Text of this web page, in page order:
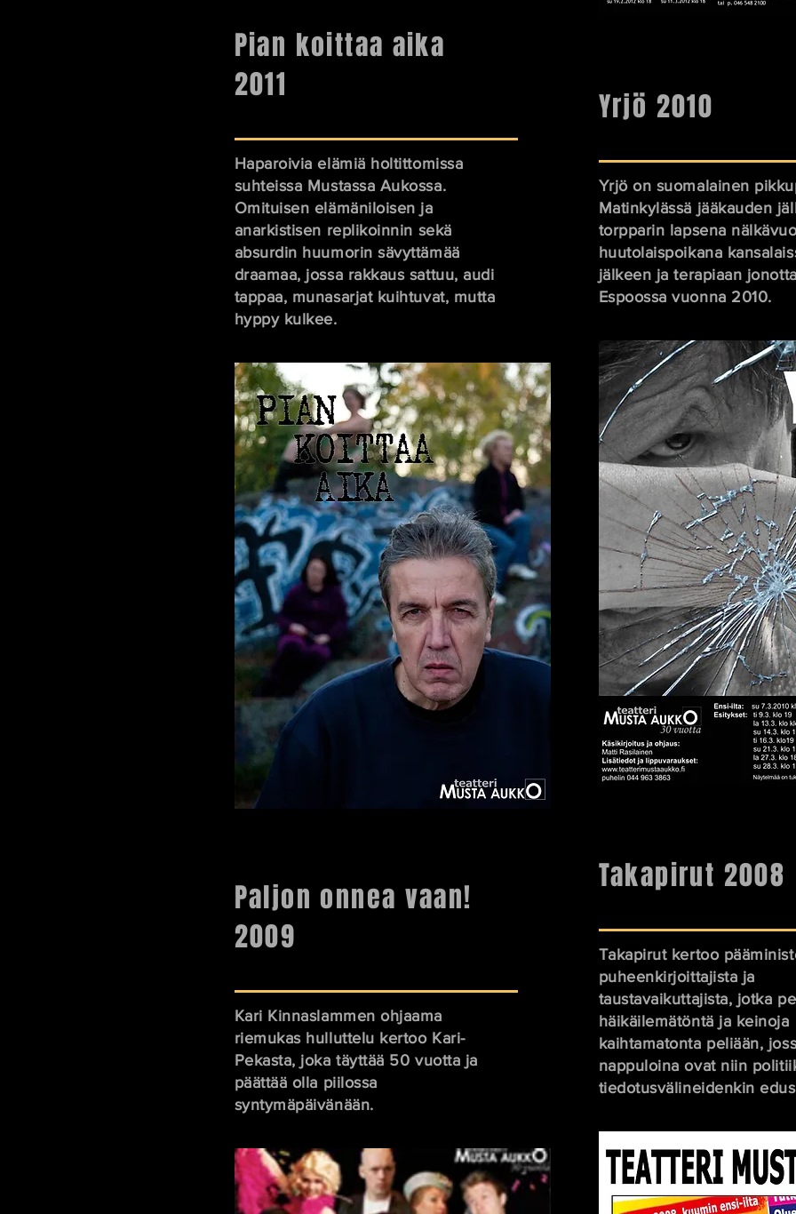
Pian koittaa aika
2011
Haparoivia elämiä holtittomissa
suhteissa Mustassa Aukossa.
Omituisen elämäniloisen ja
anarkistisen replikoinnin sekä
absurdin huumorin sävyttämää
draamaa, jossa rakkaus sattuu, audi
tappaa, munasarjat kuihtuvat, mutta
hyppy kulkee.
Paljon onnea vaan!
2009
Kari Kinnaslammen ohjaama
riemukas hulluttelu kertoo Kari-
Pekasta, joka täyttää 50 vuotta ja
päättää olla piilossa
syntymäpäivänään.
Yrjö 2010
Yrjö on suomalainen
Matinkylässä jääkauden
torpparin lapsena
huutolaispoikana
jälkeen ja terapiaan
Espoossa vuonna 2010.
Takapirut 2008
Takapirut kertoo
puheenkirjoittajista ja
taustavaikuttajista, jotka
häikäilemätöntä ja keinoja
kaihtamatonta peliään,
nappuloina ovat niin
tiedotusvälineidenkin